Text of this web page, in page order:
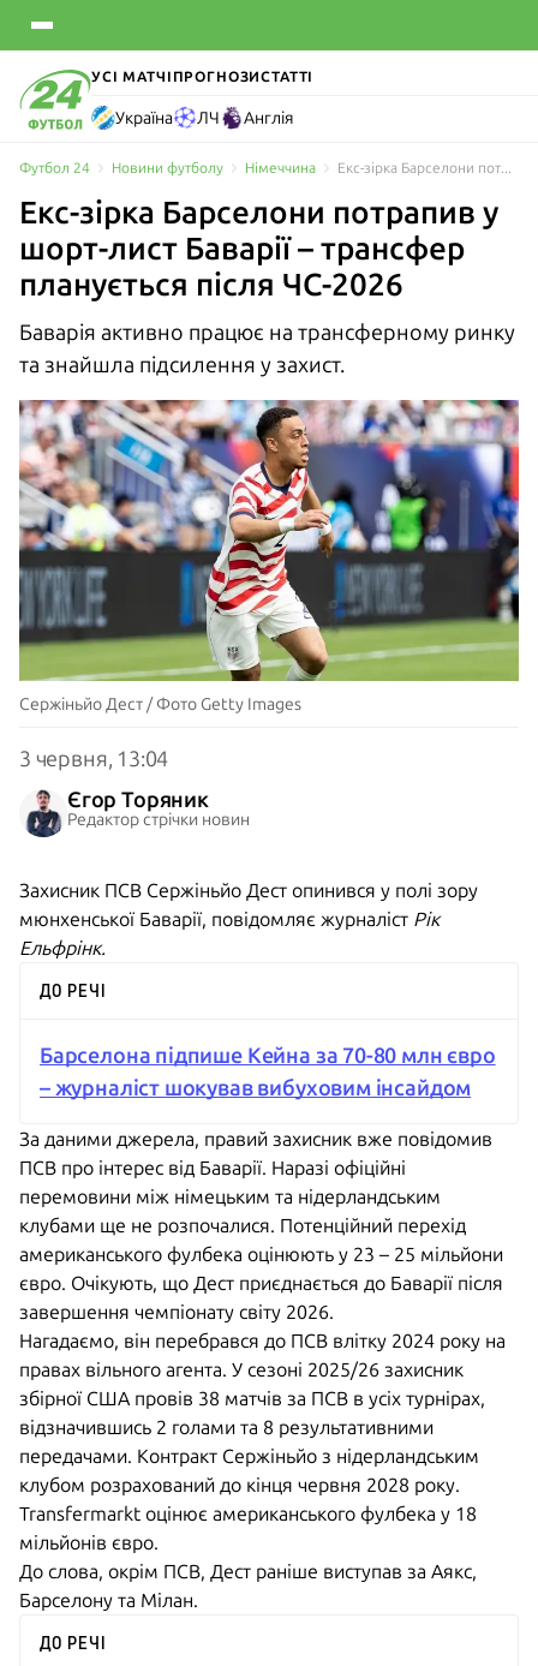
УСІ МАТЧІ ПРОГНОЗИСТАТТІ
Україна ЛЧ Англія
Футбол 24 Новини футболу Німеччина
Екс-зірка Барселони потрапив у
шорт-лист Баварії – трансфер
планується після ЧС-2026
Баварія активно працює на трансферному ринку
та знайшла підсилення у захист.
Сержіньйо Дест / Фото Getty Images
3 червня, 13:04
Єгор Торяник
Редактор стрічки новин
Захисник ПСВ Сержіньйо Дест опинився у полі зору
мюнхенської Баварії, повідомляє журналіст Рік
Ельфрінк.
ДО РЕЧІ
Барселона підпише Кейна за 70-80 млн євро
– журналіст шокував вибуховим інсайдом
За даними джерела, правий захисник вже повідомив
ПСВ про інтерес від Баварії. Наразі офіційні
перемовини між німецьким та нідерландським
клубами ще не розпочалися. Потенційний перехід
американського фулбека оцінюють у 23 – 25 мільйони
євро. Очікують, що Дест приєднається до Баварії після
завершення чемпіонату світу 2026.
Нагадаємо, він перебрався до ПСВ влітку 2024 року на
правах вільного агента. У сезоні 2025/26 захисник
збірної США провів 38 матчів за ПСВ в усіх турнірах,
відзначившись 2 голами та 8 результативними
передачами. Контракт Сержіньйо з нідерландським
клубом розрахований до кінця червня 2028 року.
Transfermarkt оцінює американського фулбека у 18
мільйонів євро.
До слова, окрім ПСВ, Дест раніше виступав за Аякс,
Барселону та Мілан.
ДО РЕЧІ